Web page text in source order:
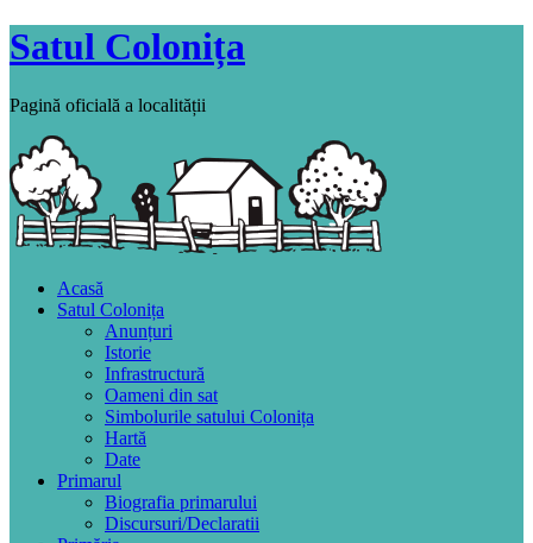
Satul Colonița
Pagină oficială a localității
Acasă
Satul Colonița
Anunțuri
Istorie
Infrastructură
Oameni din sat
Simbolurile satului Colonița
Hartă
Date
Primarul
Biografia primarului
Discursuri/Declaratii